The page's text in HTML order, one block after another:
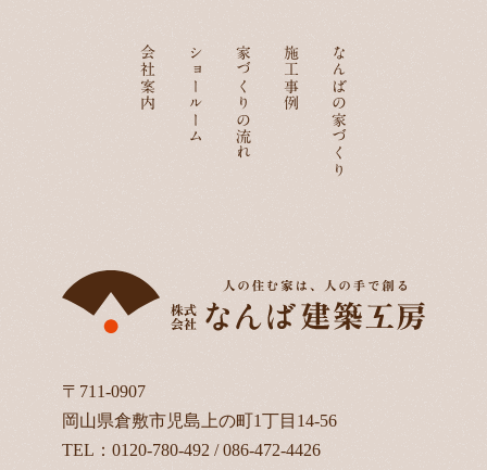
なんばの家づくり
施工事例
家づくりの流れ
ショールーム
会社案内
〒711-0907
岡山県倉敷市児島上の町1丁目14-56
TEL： 0120-780-492 /086-472-4426